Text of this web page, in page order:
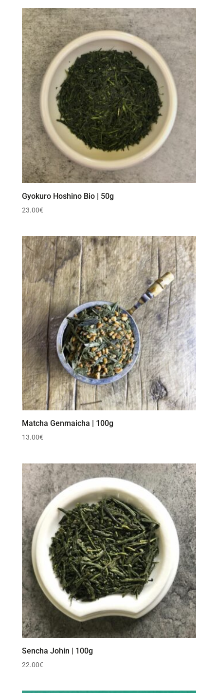
Gyokuro Hoshino Bio | 50g
23.00€
Matcha Genmaicha | 100g
13.00€
Sencha Johin | 100g
22.00€